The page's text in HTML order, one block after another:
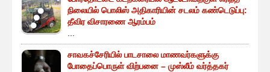
நிலையில் பொலிஸ் அதிகாரியின் சடலம் கண்டெடுப்பு:
தீவிர விசாரணை ஆரம்பம்
...
சாவகச்சேரியில் பாடசாலை மாணவர்களுக்கு
போதைப்பொருள் விற்பனை – முஸ்லீம் வர்த்தகர்